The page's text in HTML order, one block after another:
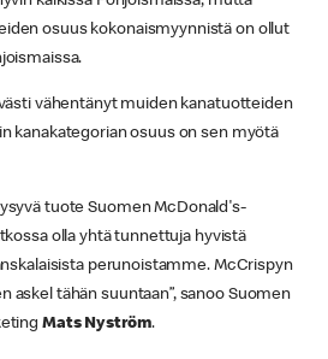
osuus kokonaismyynnistä on ollut
vähentänyt muiden kanatuotteiden
kanakategorian osuus on sen myötä
tuote Suomen McDonald's-
olla yhtä tunnettuja hyvistä
perunoistamme. McCrispyn
askel tähän suuntaan”, sanoo Suomen
Mats Nyström.